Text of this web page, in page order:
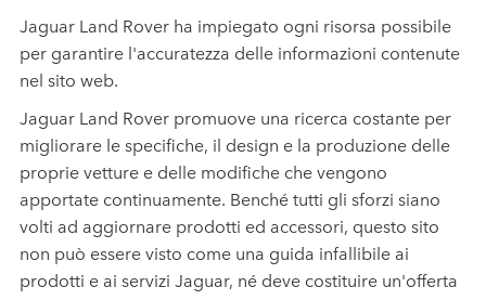
Jaguar Land Rover ha impiegato ogni risorsa possibile
per garantire l'accuratezza delle informazioni contenute
nel sito web.
Jaguar Land Rover promuove una ricerca costante per
migliorare le specifiche, il design e la produzione delle
proprie vetture e delle modifiche che vengono
apportate continuamente. Benché tutti gli sforzi siano
volti ad aggiornare prodotti ed accessori, questo sito
non può essere visto come una guida infallibile ai
prodotti e ai servizi Jaguar, né deve costituire un'offerta